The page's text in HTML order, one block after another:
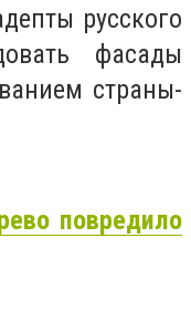
русского
фасады
страны-
повредило